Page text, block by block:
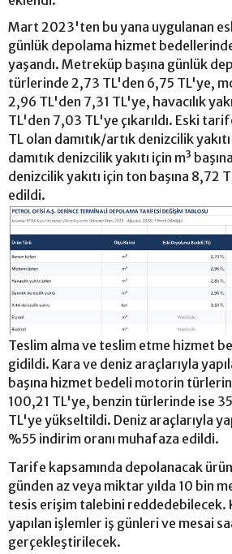
Mart 2023'ten bu yana uygulanan
günlük depolama hizmet
yaşandı. Metreküp başına günlük
türlerinde 2,73 TL'den 6,75 TL'ye,
2,96 TL'den 7,31 TL'ye, havacılık
TL'den 7,03 TL'ye çıkarıldı. Eski
TL olan damıtık/artık denizcilik
damıtık denizcilik yakıtı için m³
denizcilik yakıtı için ton başına 8,72
edildi.
Teslim alma ve teslim etme hizmet
gidildi. Kara ve deniz araçlarıyla
başına hizmet bedeli motorin
100,21 TL'ye, benzin türlerinde ise
TL'ye yükseltildi. Deniz araçlarıyla
%55 indirim oranı muhafaza edildi.
Tarife kapsamında depolanacak
günden az veya miktar yılda 10 bin
tesis erişim talebini reddedebilecek.
yapılan işlemler iş günleri ve mesai
gerçekleştirilecek.